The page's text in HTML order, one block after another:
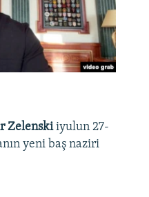
Zelenskiiyulun 27-
yeni baş naziri